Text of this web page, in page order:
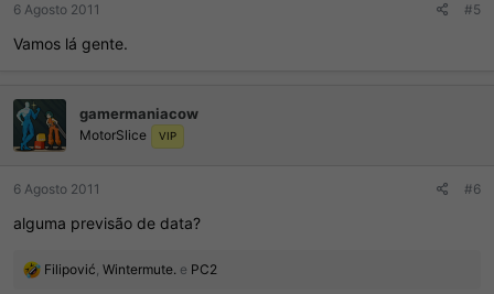
6 Agosto 2011 #5
Vamos lá gente.
gamermaniacow
MotorSlice VIP
6 Agosto 2011 #6
alguma previsão de data?
R
Filipović, Wintermute. e PC2